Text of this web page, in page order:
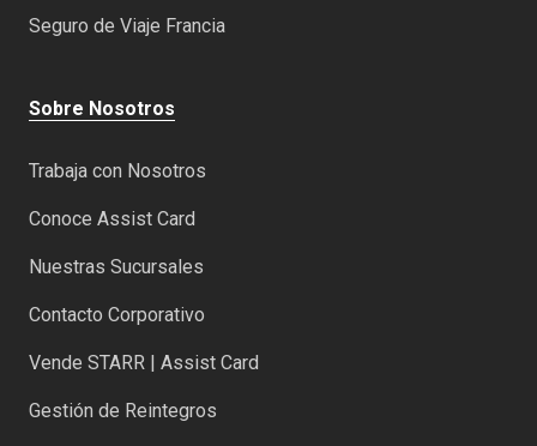
Seguro de Viaje Francia
Sobre Nosotros
Trabaja con Nosotros
Conoce Assist Card
Nuestras Sucursales
Contacto Corporativo
Vende STARR | Assist Card
Gestión de Reintegros